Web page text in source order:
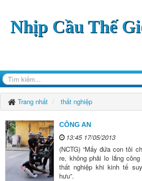
Nhịp Cầu Thế
Trang nhất thất nghiệp
CÔNG AN
13:45 17/05/2013
(NCTG) “Mấy đứa con tôi
re, không phải lo lắng
thất nghiệp khi kinh tế
hưu”.